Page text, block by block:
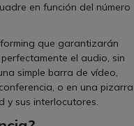
en función del número
que garantizarán
el audio, sin
simple barra de vídeo,
o en una pizarra
y sus interlocutores.